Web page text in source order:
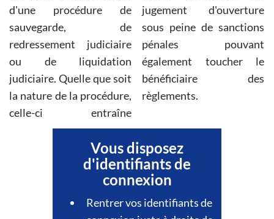
d'une procédure de
sauvegarde, de
redressement judiciaire
ou de liquidation
judiciaire. Quelle que soit
la nature de la procédure,
celle-ci entraîne
jugement d'ouverture
sous peine de sanctions
pénales pouvant
également toucher le
bénéficiaire des
règlements.
Vous disposez
d'identifiants de
connexion
Rentrer vos identifiants de